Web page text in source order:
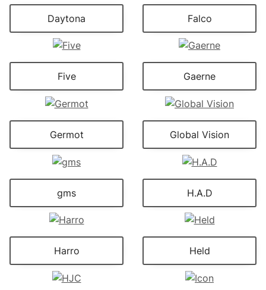
Daytona Falco
Five Gaerne
Germot Global Vision
gms H.A.D
Harro Held